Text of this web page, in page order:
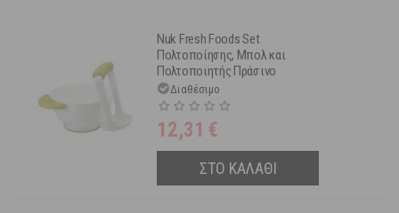
Nuk Fresh Foods Set
Πολτοποίησης, Μπολ και
Πολτοποιητής Πράσινο
Διαθέσιμο
12,31 €
ΣΤΟ ΚΑΛΑΘΙ